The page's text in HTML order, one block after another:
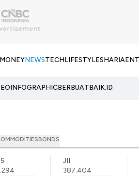
NEWSTECHLIFESTYLESHARIA
INFOGRAPHICBERBUATBAIK.ID
BONDS
JII
387.404